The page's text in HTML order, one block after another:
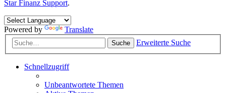
Star Finanz Support.
Powered by Translate
Suche Erweiterte Suche
Schnellzugriff
Unbeantwortete Themen